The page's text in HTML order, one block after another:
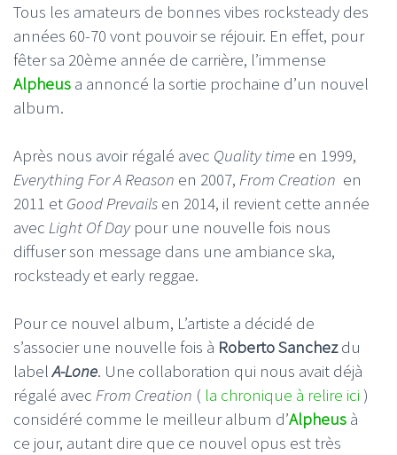
Tous les amateurs de bonnes vibes rocksteady des
années 60-70 vont pouvoir se réjouir. En effet, pour
fêter sa 20ème année de carrière, l’immense
Alpheus a annoncé la sortie prochaine d’un nouvel
album.
Après nous avoir régalé avec Quality time en 1999,
Everything For A Reason en 2007, From Creation en
2011 et Good Prevails en 2014, il revient cette année
avec Light Of Day pour une nouvelle fois nous
diffuser son message dans une ambiance ska,
rocksteady et early reggae.
Pour ce nouvel album, L’artiste a décidé de
s’associer une nouvelle fois à Roberto Sanchezdu
labelA-Lone. Une collaboration qui nous avait déjà
régalé avec From Creation ( la chronique à relire ici )
considéré comme le meilleur album d’Alpheus à
ce jour, autant dire que ce nouvel opus est très